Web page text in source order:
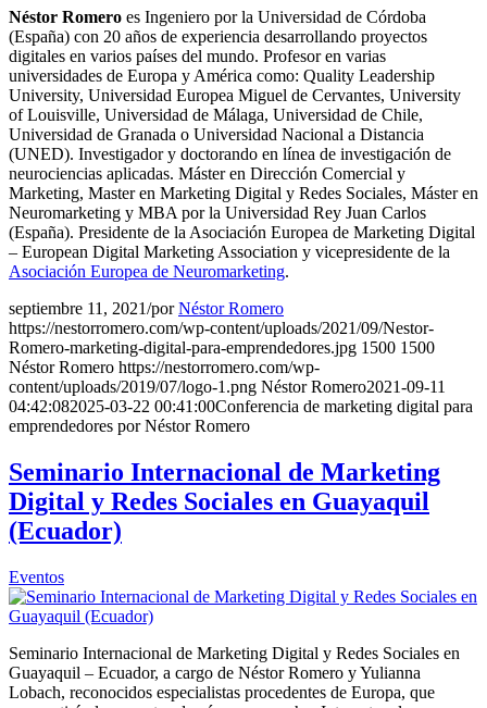
Néstor Romero es Ingeniero por la Universidad de Córdoba
(España) con 20 años de experiencia desarrollando proyectos
digitales en varios países del mundo. Profesor en varias
universidades de Europa y América como: Quality Leadership
University, Universidad Europea Miguel de Cervantes, University
of Louisville, Universidad de Málaga, Universidad de Chile,
Universidad de Granada o Universidad Nacional a Distancia
(UNED). Investigador y doctorando en línea de investigación de
neurociencias aplicadas. Máster en Dirección Comercial y
Marketing, Master en Marketing Digital y Redes Sociales, Máster en
Neuromarketing y MBA por la Universidad Rey Juan Carlos
(España). Presidente de la Asociación Europea de Marketing Digital
– European Digital Marketing Association y vicepresidente de la
Asociación Europea de Neuromarketing.
septiembre 11, 2021/porNéstor Romero
https://nestorromero.com/wp-content/uploads/2021/09/Nestor-
Romero-marketing-digital-para-emprendedores.jpg 1500 1500
Néstor Romero https://nestorromero.com/wp-
content/uploads/2019/07/logo-1.png Néstor Romero2021-09-11
04:42:082025-03-22 00:41:00Conferencia de marketing digital para
emprendedores por Néstor Romero
Seminario Internacional de Marketing
Digital y Redes Sociales en Guayaquil
(Ecuador)
Eventos
Seminario Internacional de Marketing Digital y Redes Sociales en
Guayaquil – Ecuador, a cargo de Néstor Romero y Yulianna
Lobach, reconocidos especialistas procedentes de Europa, que